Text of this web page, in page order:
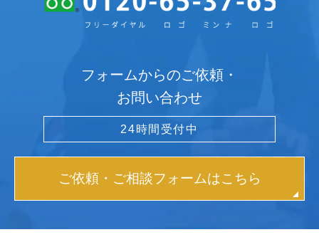
フォームからのご依頼・
お問い合わせ
24時間受付中
ご依頼・ご相談フォームはこちら